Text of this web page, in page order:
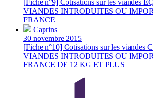
[Fiche n°9] Cotisations sur les viandes
VIANDES INTRODUITES OU
FRANCE
Caprins
30 novembre 2015
[Fiche n°10] Cotisations sur les viandes
VIANDES INTRODUITES OU
FRANCE DE 12 KG ET PLUS